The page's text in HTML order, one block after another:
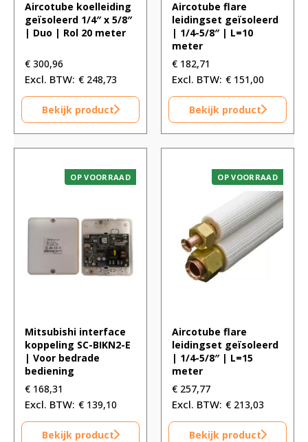
Aircotube koelleiding
geïsoleerd 1/4″ x 5/8″
| Duo | Rol 20 meter
€ 300,96
€ 248,73
Bekijk product
Aircotube flare
leidingset geïsoleerd
| 1/4-5/8″ | L=10
meter
€ 182,71
€ 151,00
Bekijk product
OP VOORRAAD
Mitsubishi interface
koppeling SC-BIKN2-E
| Voor bedrade
bediening
€ 168,31
€ 139,10
Bekijk product
OP VOORRAAD
Aircotube flare
leidingset geïsoleerd
| 1/4-5/8″ | L=15
meter
€ 257,77
€ 213,03
Bekijk product